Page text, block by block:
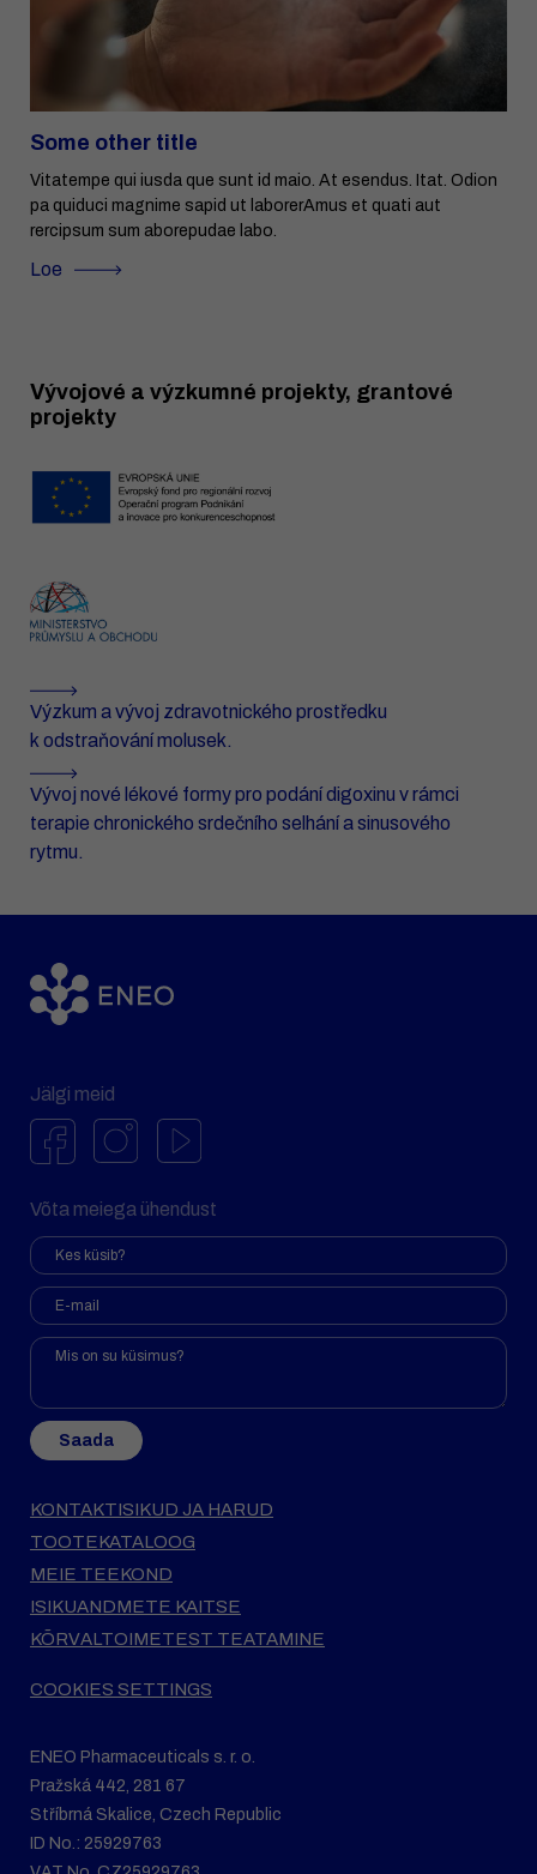
Some other title
Vitatempe qui iusda que sunt id maio. At esendus. Itat. Odion
pa quiduci magnime sapid ut laborerAmus et quati aut
rercipsum sum aborepudae labo.
Loe
Vývojové a výzkumné projekty, grantové
projekty
Výzkum a vývoj zdravotnického prostředku
k odstraňování molusek.
Vývoj nové lékové formy pro podání digoxinu v rámci
terapie chronického srdečního selhání a sinusového
rytmu.
Jälgi meid
Võta meiega ühendust
Saada
KONTAKTISIKUD JA HARUD
TOOTEKATALOOG
MEIE TEEKOND
ISIKUANDMETE KAITSE
KÕRVALTOIMETEST TEATAMINE
COOKIES SETTINGS
ENEO Pharmaceuticals s. r. o.
Pražská 442, 281 67
Stříbrná Skalice, Czech Republic
ID No.: 25929763